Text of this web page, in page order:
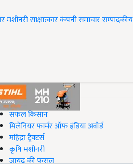
मशीनरीसाक्षात्कारकंपनी समाचारसम्पादकीय
on Krishi Jagran
सफल किसान
मिलेनियर फार्मर ऑफ इंडिया अवॉर्ड
महिंद्रा ट्रैक्टर्स
कृषि मशीनरी
जायद की फसल